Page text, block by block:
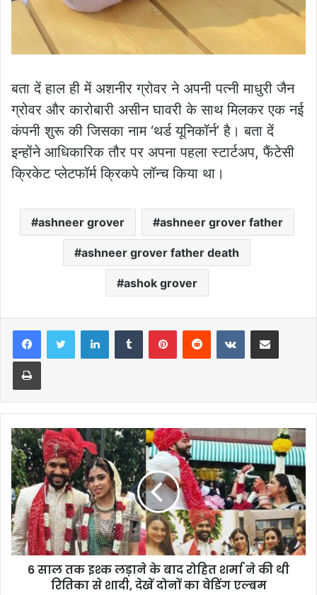
बता दें हाल ही में अशनीर ग्रोवर ने अपनी पत्नी माधुरी जैन
ग्रोवर और कारोबारी असीन घावरी के साथ मिलकर एक नई
कंपनी शुरू की जिसका नाम ‘थर्ड यूनिकॉर्न’ है। बता दें
इन्होंने आधिकारिक तौर पर अपना पहला स्टार्टअप, फैंटेसी
क्रिकेट प्लेटफॉर्म क्रिकपे लॉन्च किया था।
ashneer grover ashneer grover father
ashneer grover father death
ashok grover
LinkedInTumblr PinterestReddit VKontakteShare via Email
Print
6 साल तक इश्क लड़ाने के बाद रोहित शर्मा ने की थी
रितिका से शादी, देखें दोनों का वेडिंग एल्बम